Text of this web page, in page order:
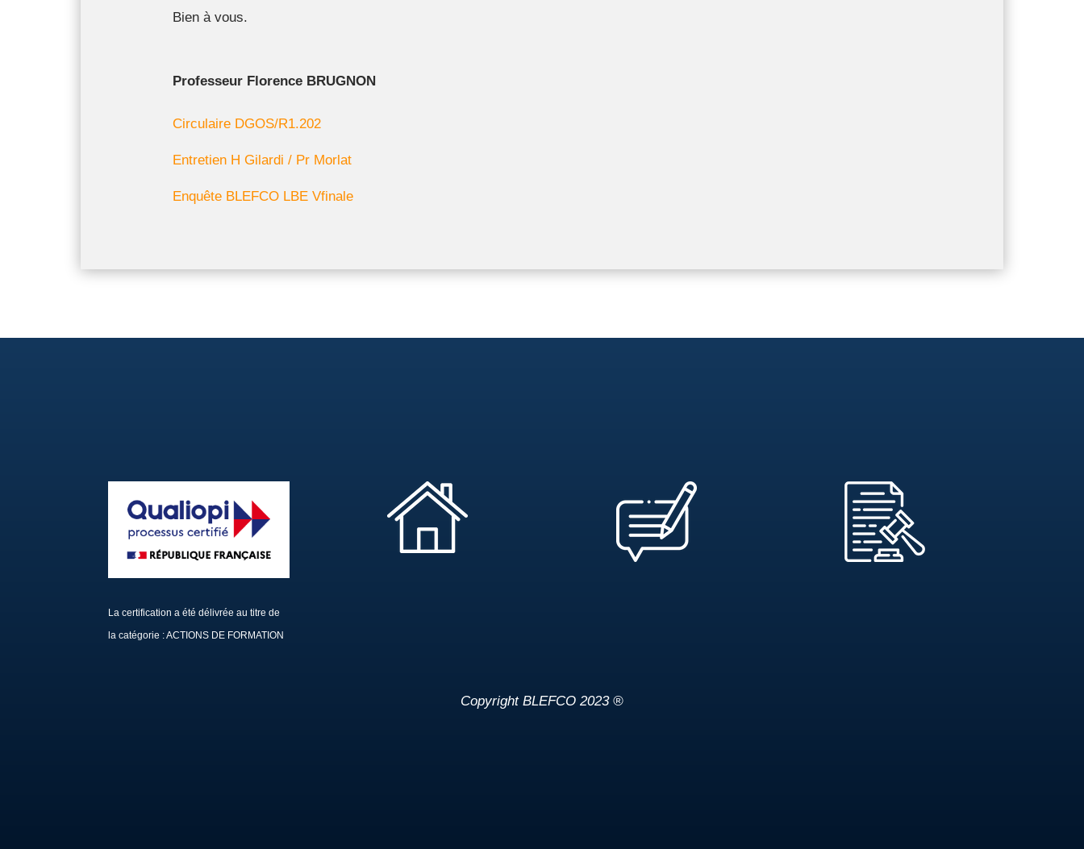
Bien à vous.
Professeur Florence BRUGNON
Circulaire DGOS/R1.202
Entretien H Gilardi / Pr Morlat
Enquête BLEFCO LBE Vfinale
La certification a été délivrée au titre de
la catégorie : ACTIONS DE FORMATION
Copyright BLEFCO 2023 ®